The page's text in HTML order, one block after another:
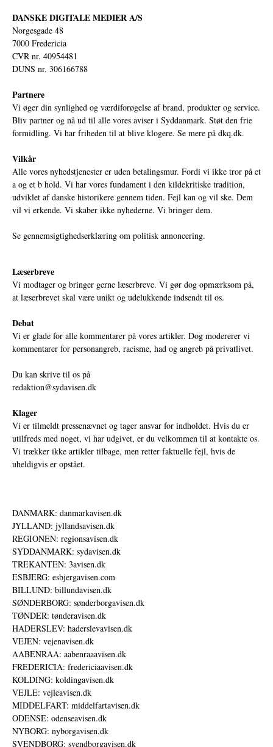
DANSKE DIGITALE MEDIER A/S
Norgesgade 48
7000 Fredericia
CVR nr. 40954481
DUNS nr. 306166788
Partnere
Vi øger din synlighed og værdiforøgelse af brand, produkter og service.
Bliv partner og nå ud til alle vores aviser i Syddanmark. Støt den frie
formidling. Vi har friheden til at blive klogere. Se mere på dkq.dk.
Vilkår
Alle vores nyhedstjenester er uden betalingsmur. Fordi vi ikke tror på et
a og et b hold. Vi har vores fundament i den kildekritiske tradition,
udviklet af danske historikere gennem tiden. Fejl kan og vil ske. Dem
vil vi erkende. Vi skaber ikke nyhederne. Vi bringer dem.
Se gennemsigtighedserklæring om politisk annoncering.
Læserbreve
Vi modtager og bringer gerne læserbreve. Vi gør dog opmærksom på,
at læserbrevet skal være unikt og udelukkende indsendt til os.
Debat
Vi er glade for alle kommentarer på vores artikler. Dog modererer vi
kommentarer for personangreb, racisme, had og angreb på privatlivet.
Du kan skrive til os på
redaktion@sydavisen.dk
Klager
Vi er tilmeldt pressenævnet og tager ansvar for indholdet. Hvis du er
utilfreds med noget, vi har udgivet, er du velkommen til at kontakte os.
Vi trækker ikke artikler tilbage, men retter faktuelle fejl, hvis de
uheldigvis er opstået.
DANMARK: danmarkavisen.dk
JYLLAND: jyllandsavisen.dk
REGIONEN: regionsavisen.dk
SYDDANMARK: sydavisen.dk
TREKANTEN: 3avisen.dk
ESBJERG: esbjergavisen.com
BILLUND: billundavisen.dk
SØNDERBORG: sønderborgavisen.dk
TØNDER: tønderavisen.dk
HADERSLEV: haderslevavisen.dk
VEJEN: vejenavisen.dk
AABENRAA: aabenraaavisen.dk
FREDERICIA: fredericiaavisen.dk
KOLDING: koldingavisen.dk
VEJLE: vejleavisen.dk
MIDDELFART: middelfartavisen.dk
ODENSE: odenseavisen.dk
NYBORG: nyborgavisen.dk
SVENDBORG: svendborgavisen.dk